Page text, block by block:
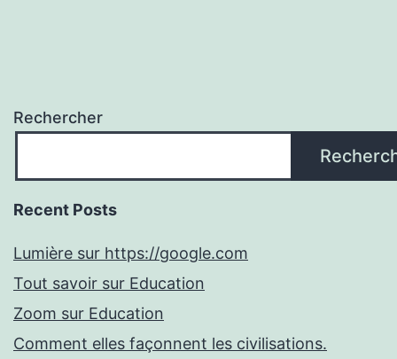
Rechercher
Recent Posts
Lumière sur https://google.com
Tout savoir sur Education
Zoom sur Education
Comment elles façonnent les civilisations.